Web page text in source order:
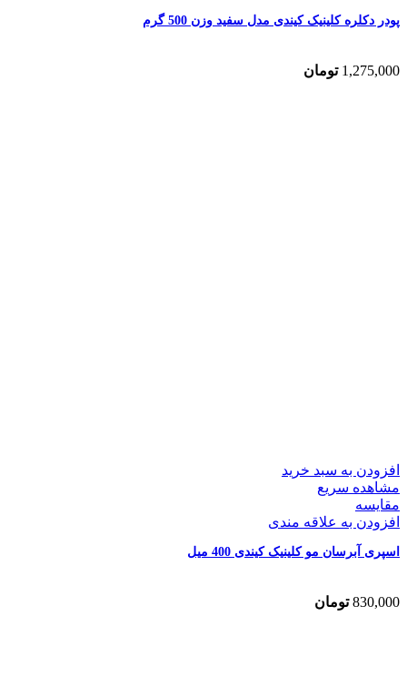
پودر دکلره کلینیک کیندی مدل سفید وزن 500 گرم
1,275,000 تومان
افزودن به سبد خرید
مشاهده سریع
مقایسه
افزودن به علاقه مندی
اسپری آبرسان مو کلینیک کیندی 400 میل
830,000 تومان